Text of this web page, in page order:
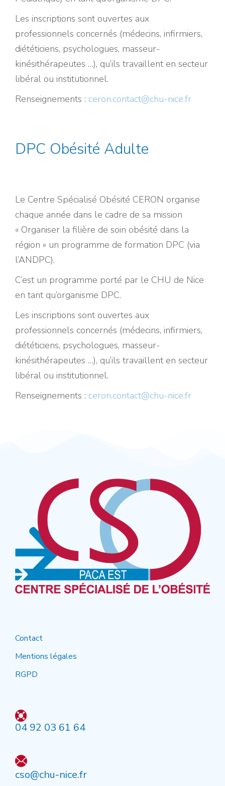
Les inscriptions sont ouvertes aux
professionnels concernés (médecins, infirmiers,
diététiciens, psychologues, masseur-
kinésithérapeutes …), qu’ils travaillent en secteur
libéral ou institutionnel.
Renseignements : ceron.contact@chu-nice.fr
DPC Obésité Adulte
Le Centre Spécialisé Obésité CERON organise
chaque année dans le cadre de sa mission
« Organiser la filière de soin obésité dans la
région » un programme de formation DPC (via
l’ANDPC).
C’est un programme porté par le CHU de Nice
en tant qu’organisme DPC.
Les inscriptions sont ouvertes aux
professionnels concernés (médecins, infirmiers,
diététiciens, psychologues, masseur-
kinésithérapeutes …), qu’ils travaillent en secteur
libéral ou institutionnel.
Renseignements : ceron.contact@chu-nice.fr
Contact
Mentions légales
RGPD
04 92 03 61 64
cso@chu-nice.fr